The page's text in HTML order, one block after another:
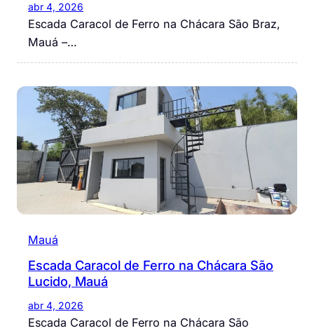
abr 4, 2026
Escada Caracol de Ferro na Chácara São Braz,
Mauá –…
Mauá
Escada Caracol de Ferro na Chácara São
Lucido, Mauá
abr 4, 2026
Escada Caracol de Ferro na Chácara São